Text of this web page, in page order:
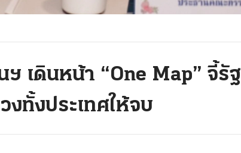
เดินหน้า “One Map” จี้รัฐ
ทั้งประเทศให้จบ